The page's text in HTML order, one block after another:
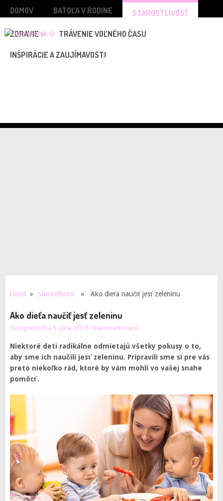
DOMOV BATOĽA V RODINE STAROSTLIVOSŤ
ZDRAVIE TRÁVENIE VOĽNÉHO ČASU
INŠPIRÁCIE A ZAUJÍMAVOSTI
Úvod » Starostlivosť» Ako dieťa naučiť jesť zeleninu
Ako dieťa naučiť jesť zeleninu
Zverejnené dňa 9. júna, 2019 / Nekomentované
Niektoré deti radikálne odmietajú všetky pokusy o to,
aby sme ich naučili jesť zeleninu. Pripravili sme si pre vás
preto niekoľko rád, ktoré by vám mohli vo vašej snahe
pomôcť.